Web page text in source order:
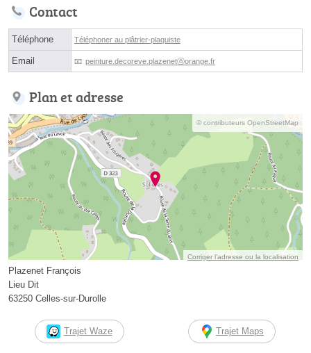
Contact
Téléphone Téléphoner au plâtrier-plaquiste
Email peinture.decoreve.plazenetⓐorange.fr
Plan et adresse
© contributeurs OpenStreetMap
Corriger l’adresse ou la localisation
Plazenet François
Lieu Dit
63250 Celles-sur-Durolle
Trajet Waze Trajet Maps